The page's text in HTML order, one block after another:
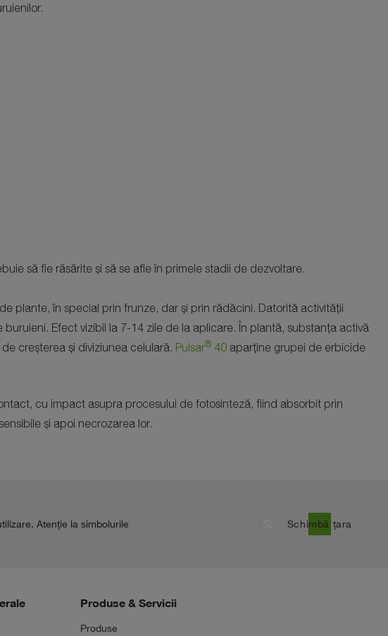
să fie răsărite și să se afle în primele stadii de dezvoltare.
plante, în special prin frunze, dar și prin rădăcini. Datorită activității
Efect vizibil la 7-14 zile de la aplicare. În plantă, substanța activă
creșterea și diviziunea celulară. Pulsar® 40 aparține grupei de erbicide
cu impact asupra procesului de fotosinteză, fiind absorbit prin
și apoi necrozarea lor.
Atenţie la simbolurile
Schimbă țara
Produse & Servicii
Produse